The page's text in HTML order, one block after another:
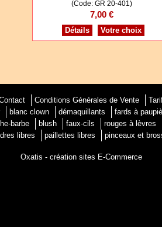
(Code: GR 20-401)
7,00 €
Détails Votre choix
Conditions Générales de Vente
blanc clown démaquillants
fards à
barbe blush faux-cils
rouges à lèvres
libres
paillettes libres pinceaux et
Oxatis - création sites E-Commerce